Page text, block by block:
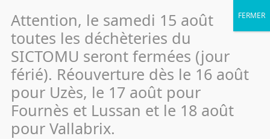
Montaren – Rue des Acacias –
Cimetière (Emballage)
Publié le 26 janvier 2022
Attention, le samedi 15 août
toutes les déchèteries du
SICTOMU seront fermées (jour
férié). Réouverture dès le 16 août
pour Uzès, le 17 août pour
Fournès et Lussan et le 18 août
pour Vallabrix.